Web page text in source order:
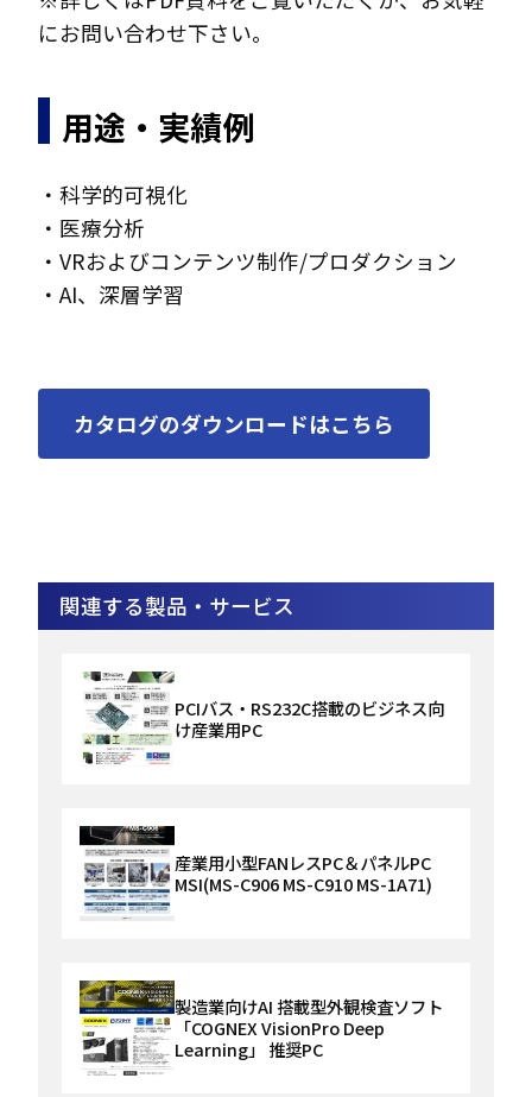
にお問い合わせ下さい。
用途・実績例
・科学的可視化
・医療分析
・VRおよびコンテンツ制作/プロダクション
・AI、深層学習
カタログのダウンロードはこちら
関連する製品・サービス
PCIバス・RS232C搭載のビジネス向
け産業用PC
産業用小型FANレスPC＆パネルPC
MSI(MS-C906 MS-C910 MS-1A71)
製造業向けAI 搭載型外観検査ソフト
「COGNEX VisionPro Deep
Learning」 推奨PC